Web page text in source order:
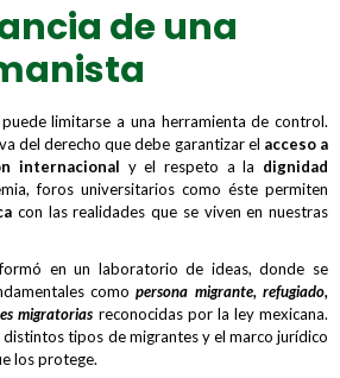
de una
limitarse a una herramienta de control.
del derecho que debe garantizar el acceso a
internacional y el respeto a la dignidad
foros universitarios como éste permiten
con las realidades que se viven en nuestras
en un laboratorio de ideas, donde se
comopersona migrante, refugiado,
migratorias reconocidas por la ley mexicana.
tipos de migrantes y el marco jurídico
los protege.